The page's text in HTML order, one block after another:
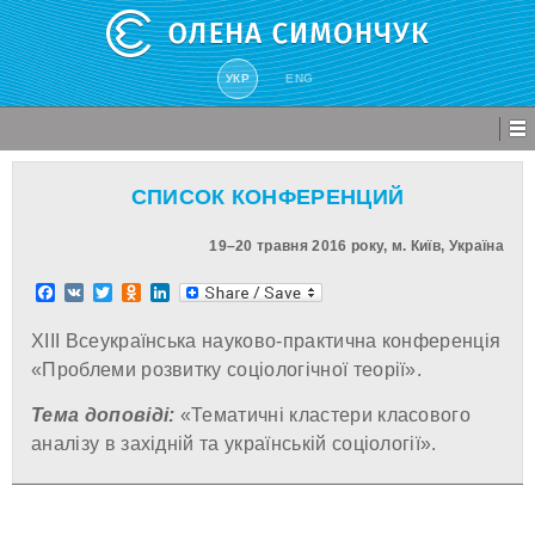
УКР ENG
СПИСОК КОНФЕРЕНЦИЙ
19–20 травня 2016 року, м. Київ, Україна
Facebook
VK TwitterOdnoklassniki
LinkedIn
ХІІІ Всеукраїнська науково-практична конференція
«Проблеми розвитку соціологічної теорії».
Тема доповіді: «Тематичні кластери класового
аналізу в західній та українській соціології».